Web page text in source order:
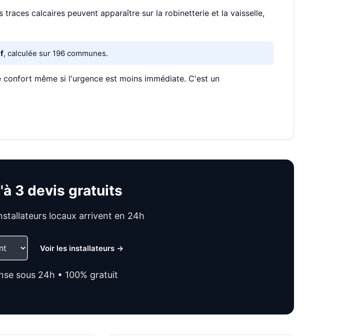
traces calcaires peuvent apparaître sur la robinetterie et la vaisselle,
, calculée sur 196 communes.
même si l'urgence est moins immédiate. C'est un
3 devis gratuits
locaux arrivent en 24h
Voir les installateurs →
sous 24h • 100% gratuit